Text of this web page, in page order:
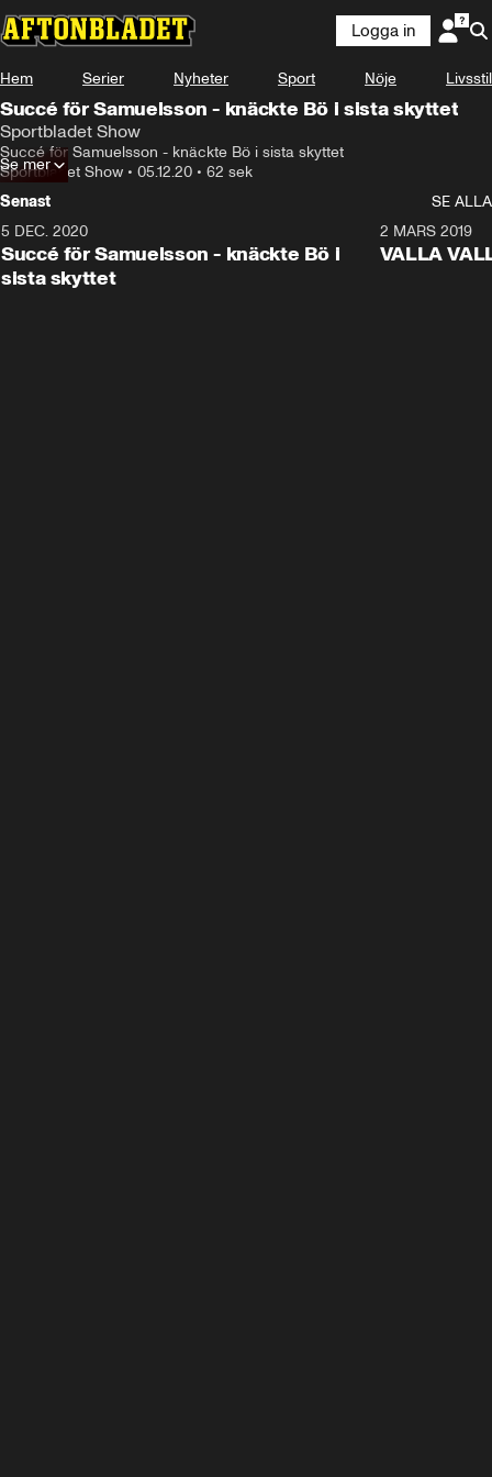
Logga in
Hem Serier Nyheter Sport Nöje Livsstil
Succé för Samuelsson - knäckte Bö i sista skyttet
Sportbladet Show
Succé för Samuelsson - knäckte Bö i sista skyttet
Sportbladet Show • 05.12.20 • 62 sek
Se mer
Senast
SE ALLA
5 DEC. 2020
Succé för Samuelsson - knäckte Bö i
sista skyttet
2 MARS 2019
VALLA